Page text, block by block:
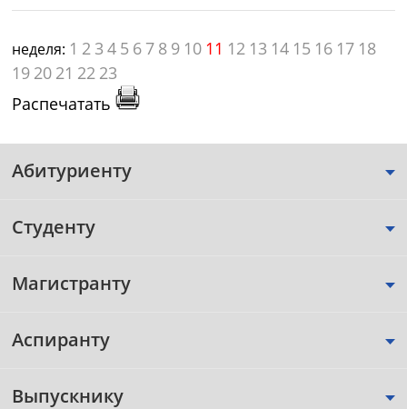
неделя: 1 2 3 4 5 6 7 8 9 10 11 12 13 14 15 16 17 18
19 20 21 22 23
Распечатать
Абитуриенту
Студенту
Магистранту
Аспиранту
Выпускнику